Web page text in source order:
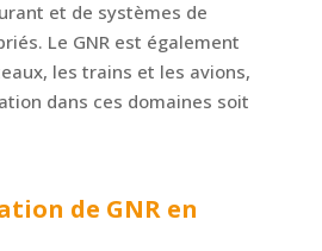
et de systèmes de
Le GNR est également
les trains et les avions,
dans ces domaines soit
de GNR en